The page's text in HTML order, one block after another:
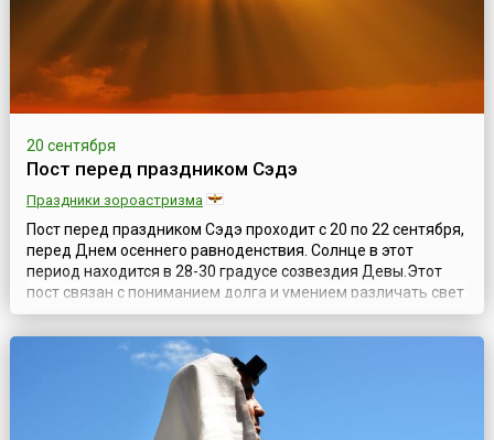
20 сентября
Пост перед праздником Сэдэ
Праздники зороастризма
Пост перед праздником Сэдэ проходит с 20 по 22 сентября,
перед Днем осеннего равноденствия. Солнце в этот
период находится в 28-30 градусе созвездия Девы.Этот
пост связан с пониманием долга и умением различать свет
и тьму, не поддаться искушению. В эти дни практикуют
аскезу — систематические психофизические и духовные
упражнения. Проходит подготовка к самому празднику. Во